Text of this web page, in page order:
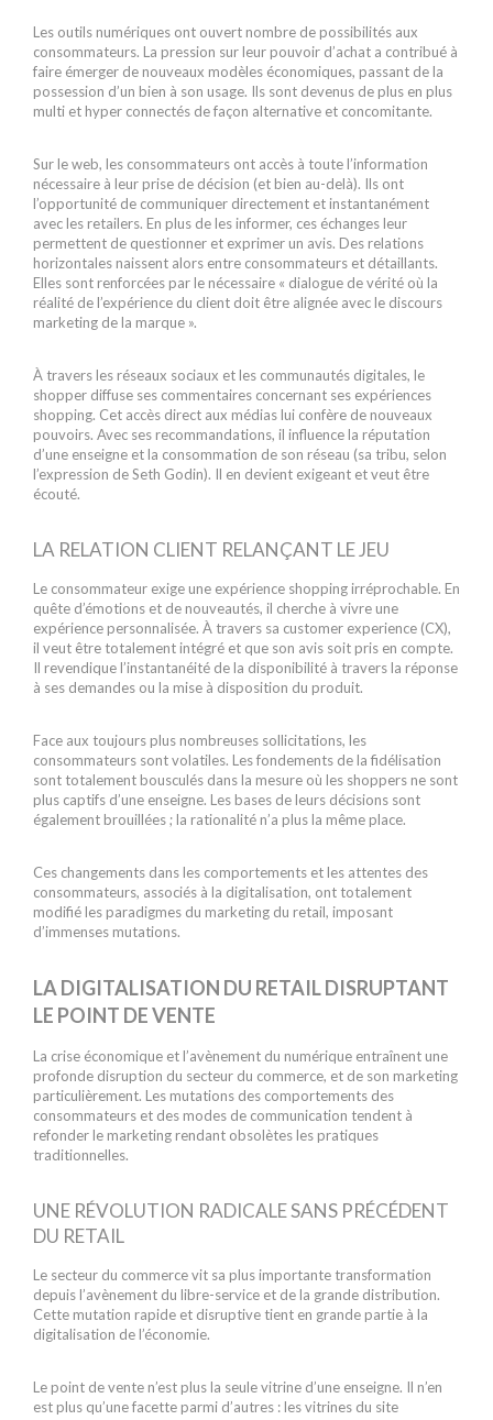
Les outils numériques ont ouvert nombre de possibilités aux
consommateurs. La pression sur leur pouvoir d’achat a contribué à
faire émerger de nouveaux modèles économiques, passant de la
possession d’un bien à son usage. Ils sont devenus de plus en plus
multi et hyper connectés de façon alternative et concomitante.
Sur le web, les consommateurs ont accès à toute l’information
nécessaire à leur prise de décision (et bien au-delà). Ils ont
l’opportunité de communiquer directement et instantanément
avec les retailers. En plus de les informer, ces échanges leur
permettent de questionner et exprimer un avis. Des relations
horizontales naissent alors entre consommateurs et détaillants.
Elles sont renforcées par le nécessaire « dialogue de vérité où la
réalité de l’expérience du client doit être alignée avec le discours
marketing de la marque ».
À travers les réseaux sociaux et les communautés digitales, le
shopper diffuse ses commentaires concernant ses expériences
shopping. Cet accès direct aux médias lui confère de nouveaux
pouvoirs. Avec ses recommandations, il influence la réputation
d’une enseigne et la consommation de son réseau (sa tribu, selon
l’expression de Seth Godin). Il en devient exigeant et veut être
écouté.
LA RELATION CLIENT RELANÇANT LE JEU
Le consommateur exige une expérience shopping irréprochable. En
quête d’émotions et de nouveautés, il cherche à vivre une
expérience personnalisée. À travers sa customer experience (CX),
il veut être totalement intégré et que son avis soit pris en compte.
Il revendique l’instantanéité de la disponibilité à travers la réponse
à ses demandes ou la mise à disposition du produit.
Face aux toujours plus nombreuses sollicitations, les
consommateurs sont volatiles. Les fondements de la fidélisation
sont totalement bousculés dans la mesure où les shoppers ne sont
plus captifs d’une enseigne. Les bases de leurs décisions sont
également brouillées ; la rationalité n’a plus la même place.
Ces changements dans les comportements et les attentes des
consommateurs, associés à la digitalisation, ont totalement
modifié les paradigmes du marketing du retail, imposant
d’immenses mutations.
LA DIGITALISATION DU RETAIL DISRUPTANT
LE POINT DE VENTE
La crise économique et l’avènement du numérique entraînent une
profonde disruption du secteur du commerce, et de son marketing
particulièrement. Les mutations des comportements des
consommateurs et des modes de communication tendent à
refonder le marketing rendant obsolètes les pratiques
traditionnelles.
UNE RÉVOLUTION RADICALE SANS PRÉCÉDENT
DU RETAIL
Le secteur du commerce vit sa plus importante transformation
depuis l’avènement du libre-service et de la grande distribution.
Cette mutation rapide et disruptive tient en grande partie à la
digitalisation de l’économie.
Le point de vente n’est plus la seule vitrine d’une enseigne. Il n’en
est plus qu’une facette parmi d’autres : les vitrines du site